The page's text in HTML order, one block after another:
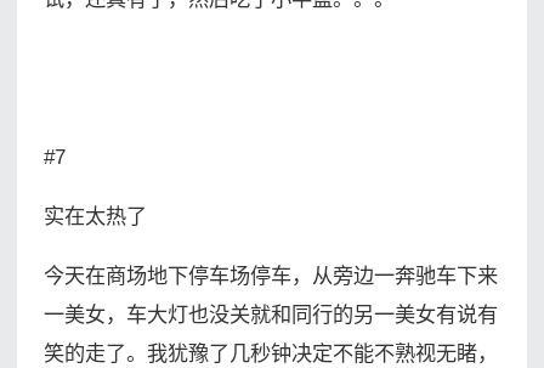
#7
实在太热了
今天在商场地下停车场停车，从旁边一奔驰车下来
一美女，车大灯也没关就和同行的另一美女有说有
笑的走了。我犹豫了几秒钟决定不能不熟视无睹，